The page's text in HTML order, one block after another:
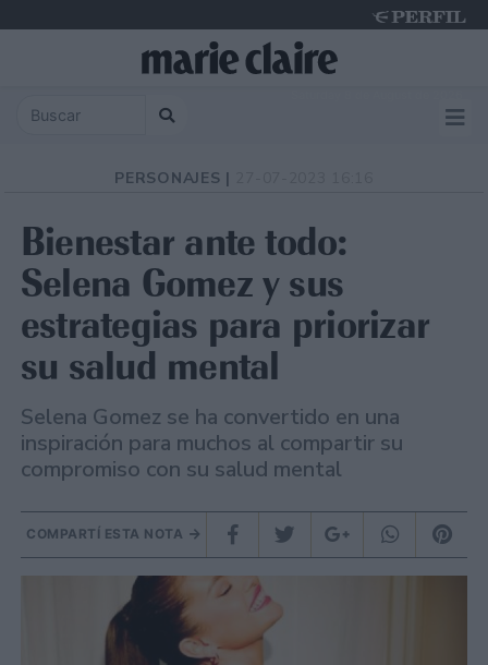
PERSONAJES |
Bienestar ante todo:
Selena Gomez y sus
estrategias para priorizar
su salud mental
Selena Gomez se ha convertido en una
inspiración para muchos al compartir su
compromiso con su salud mental
COMPARTÍ ESTA NOTA